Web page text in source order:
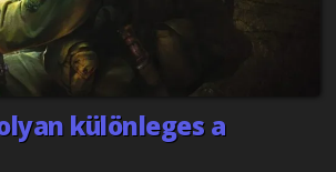
különleges a